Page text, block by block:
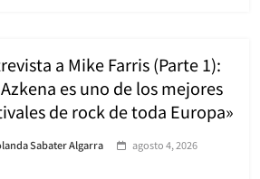
a Mike Farris (Parte 1):
es uno de los mejores
de rock de toda Europa»
Sabater Algarra
agosto 4, 2026